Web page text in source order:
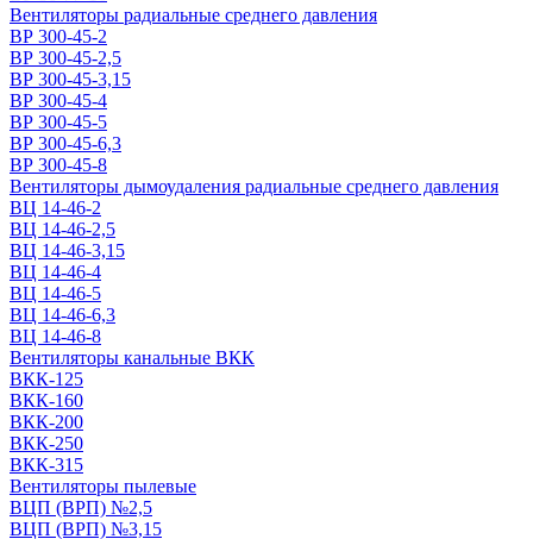
Вентиляторы радиальные среднего давления
ВР 300-45-2
ВР 300-45-2,5
ВР 300-45-3,15
ВР 300-45-4
ВР 300-45-5
ВР 300-45-6,3
ВР 300-45-8
Вентиляторы дымоудаления радиальные среднего давления
ВЦ 14-46-2
ВЦ 14-46-2,5
ВЦ 14-46-3,15
ВЦ 14-46-4
ВЦ 14-46-5
ВЦ 14-46-6,3
ВЦ 14-46-8
Вентиляторы канальные ВКК
ВКК-125
ВКК-160
ВКК-200
ВКК-250
ВКК-315
Вентиляторы пылевые
ВЦП (ВРП) №2,5
ВЦП (ВРП) №3,15